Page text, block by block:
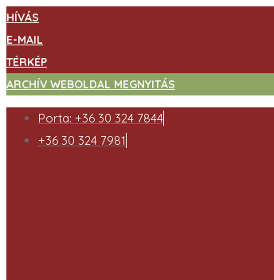
HÍVÁS
E-MAIL
TÉRKÉP
ARCHÍV WEBOLDAL MEGNYITÁS
Porta: +36 30 324 7844
+36 30 324 7981